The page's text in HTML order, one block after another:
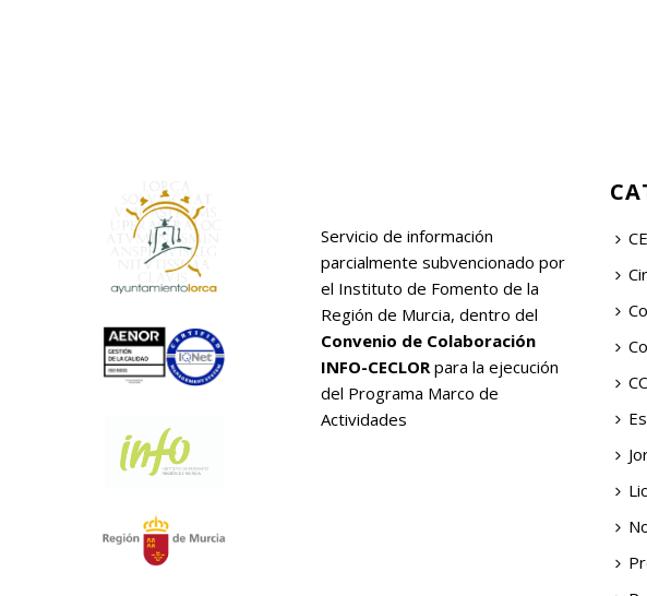
Servicio de información
parcialmente subvencionado por
el Instituto de Fomento de la
Región de Murcia, dentro del
Convenio de Colaboración
INFO-CECLOR para la ejecución
del Programa Marco de
Actividades